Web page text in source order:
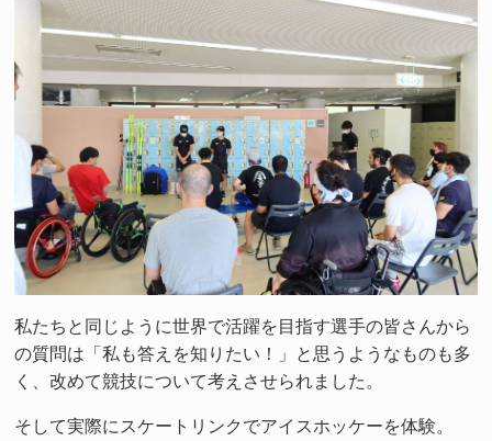
私たちと同じように世界で活躍を目指す選手の皆さんから
の質問は「私も答えを知りたい！」と思うようなものも多
く、改めて競技について考えさせられました。
そして実際にスケートリンクでアイスホッケーを体験。